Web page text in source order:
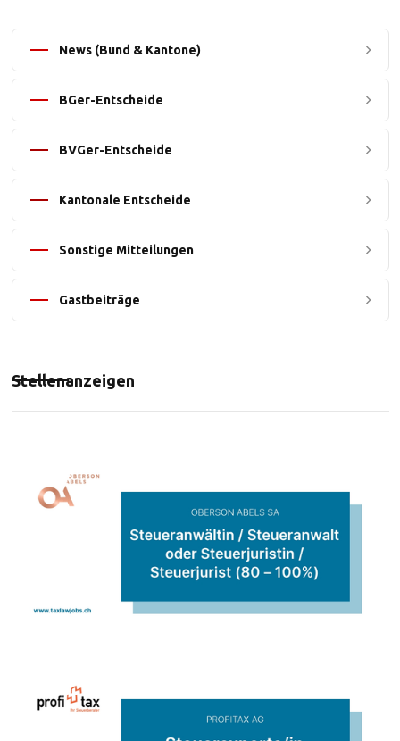
News (Bund & Kantone)
BGer-Entscheide
BVGer-Entscheide
Kantonale Entscheide
Sonstige Mitteilungen
Gastbeiträge
Stellenanzeigen